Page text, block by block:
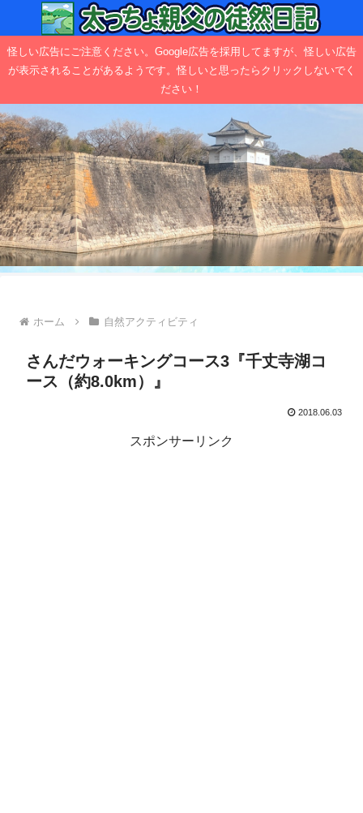
怪しい広告にご注意ください。Google広告を採用してますが、怪しい広告
が表示されることがあるようです。怪しいと思ったらクリックしないでく
ださい！
ホーム 自然アクティビティ
さんだウォーキングコース3『千丈寺湖コ
ース（約8.0km）』
2018.06.03
スポンサーリンク